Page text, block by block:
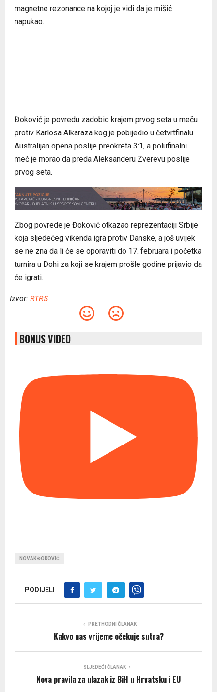
magnetne rezonance na kojoj je vidi da je mišić
napukao.
Đoković je povredu zadobio krajem prvog seta u meču
protiv Karlosa Alkaraza kog je pobijedio u četvrtfinalu
Australijan opena poslije preokreta 3:1, a polufinalni
meč je morao da preda Aleksanderu Zverevu poslije
prvog seta.
Zbog povrede je Đoković otkazao reprezentaciji Srbije
koja sljedećeg vikenda igra protiv Danske, a još uvijek
se ne zna da li će se oporaviti do 17. februara i početka
turnira u Dohi za koji se krajem prošle godine prijavio da
će igrati.
Izvor: RTRS
BONUS VIDEO
NOVAK ĐOKOVIĆ
PODIJELI
PRETHODNI ČLANAK
Kakvo nas vrijeme očekuje sutra?
SLJEDEĆI ČLANAK
Nova pravila za ulazak iz BiH u Hrvatsku i ЕU